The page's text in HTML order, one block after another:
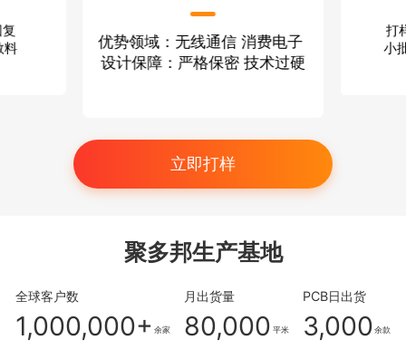
料 优势领域：无线通信 消费电子
设计保障：严格保密 技术过硬
打
小
立即打样
聚多邦生产基地
全球客户数
1,000,000+ 余家
月出货量
80,000 平米
PCB日出货
3,000 余款